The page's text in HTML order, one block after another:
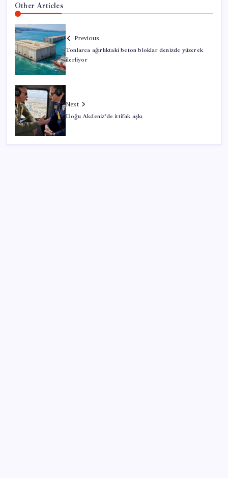
Other Articles
Previous
Tonlarca ağırlıktaki beton bloklar denizde yüzerek
ilerliyor
Next
Doğu Akdeniz’de ittifak aşkı